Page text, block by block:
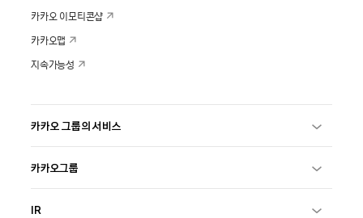
카카오 이모티콘샵
카카오맵
지속가능성
카카오 그룹의 서비스
카카오그룹
IR